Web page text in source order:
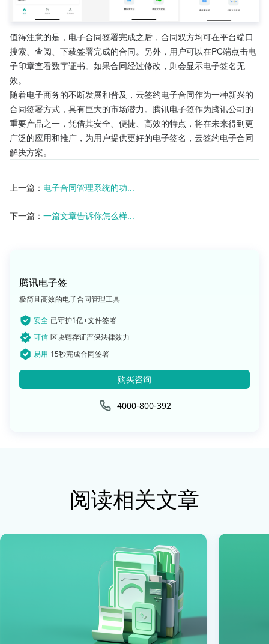
值得注意的是，电子合同签署完成之后，合同双方均可在平台端口
搜索、查阅、下载签署完成的合同。另外，用户可以在PC端点击电
子印章查看数字证书。如果合同经过修改，则会显示电子签名无
效。
随着电子商务的不断发展和普及，云签约电子合同作为一种新兴的
合同签署方式，具有巨大的市场潜力。腾讯电子签作为腾讯公司的
重要产品之一，凭借其安全、便捷、高效的特点，将在未来得到更
广泛的应用和推广，为用户提供更好的电子签名，云签约电子合同
解决方案。
上一篇： 电子合同管理系统的功...
下一篇： 一篇文章告诉你怎么样...
腾讯电子签
极简且高效的电子合同管理工具
安全 已守护1亿+文件签署
可信 区块链存证严保法律效力
易用 15秒完成合同签署
购买咨询
4000-800-392
阅读相关文章